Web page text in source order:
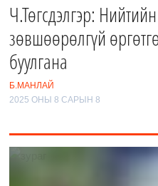
Ч.Төгсдэлгэр:
зөвшөөрөлгүй
буулгана
Б.МАНЛАЙ
2025 ОНЫ 8 САРЫН 8